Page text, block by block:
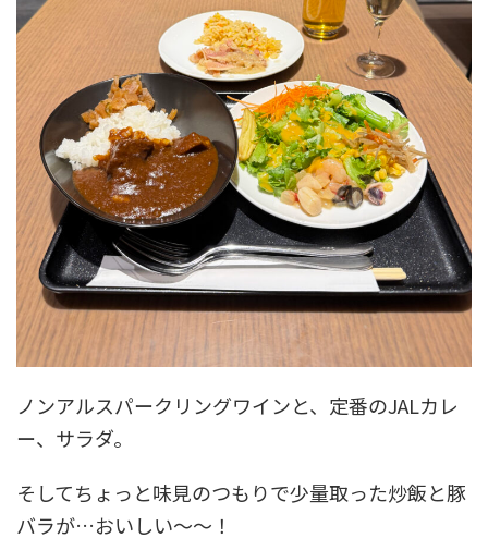
ノンアルスパークリングワインと、定番のJALカレ
ー、サラダ。
そしてちょっと味見のつもりで少量取った炒飯と豚
バラが…おいしい～～！